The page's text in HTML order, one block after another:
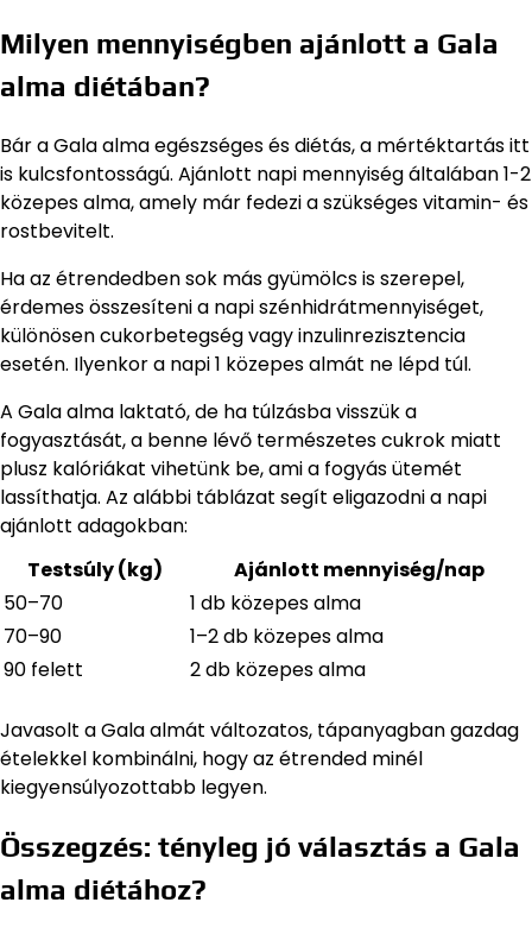
Milyen mennyiségben ajánlott a Gala
alma diétában?
Bár a Gala alma egészséges és diétás, a mértéktartás itt
is kulcsfontosságú. Ajánlott napi mennyiség általában 1-2
közepes alma, amely már fedezi a szükséges vitamin- és
rostbevitelt.
Ha az étrendedben sok más gyümölcs is szerepel,
érdemes összesíteni a napi szénhidrátmennyiséget,
különösen cukorbetegség vagy inzulinrezisztencia
esetén. Ilyenkor a napi 1 közepes almát ne lépd túl.
A Gala alma laktató, de ha túlzásba visszük a
fogyasztását, a benne lévő természetes cukrok miatt
plusz kalóriákat vihetünk be, ami a fogyás ütemét
lassíthatja. Az alábbi táblázat segít eligazodni a napi
ajánlott adagokban:
Testsúly (kg)
Ajánlott mennyiség/nap
50–70
1 db közepes alma
70–90
1–2 db közepes alma
90 felett
2 db közepes alma
Javasolt a Gala almát változatos, tápanyagban gazdag
ételekkel kombinálni, hogy az étrended minél
kiegyensúlyozottabb legyen.
Összegzés: tényleg jó választás a Gala
alma diétához?